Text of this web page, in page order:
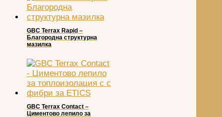
GBC Terrax Rapid –
Благородна структурна
мазилка
GBC Terrax Contact –
Циментово лепило за